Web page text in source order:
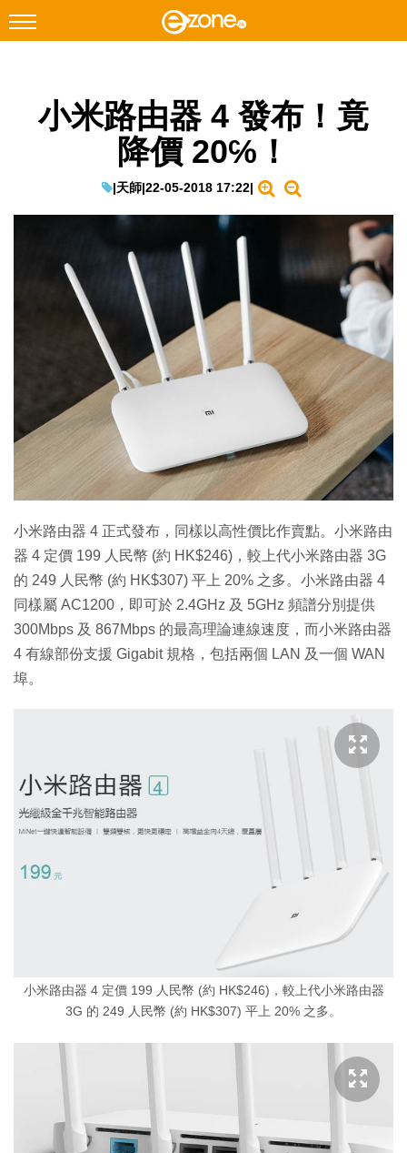
Facebook Instagram
遊戲動漫
生成式AI與雲端應用
Enterprise Digital Transformation
特集
小米路由器 4 發布！竟
降價 20℅！
|天師|22-05-2018 17:22|
小米路由器 4 正式發布，同樣以高性價比作賣點。小米路由
器 4 定價 199 人民幣 (約 HK$246)，較上代小米路由器 3G
的 249 人民幣 (約 HK$307) 平上 20% 之多。小米路由器 4
同樣屬 AC1200，即可於 2.4GHz 及 5GHz 頻譜分別提供
300Mbps 及 867Mbps 的最高理論連線速度，而小米路由器
4 有線部份支援 Gigabit 規格，包括兩個 LAN 及一個 WAN
埠。
小米路由器 4 定價 199 人民幣 (約 HK$246)，較上代小米路由器
3G 的 249 人民幣 (約 HK$307) 平上 20% 之多。